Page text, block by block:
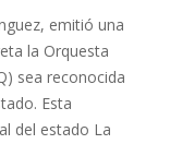
emitió una
la Orquesta
sea reconocida
Esta
del estado La